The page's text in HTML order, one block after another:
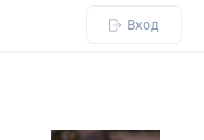
Вход